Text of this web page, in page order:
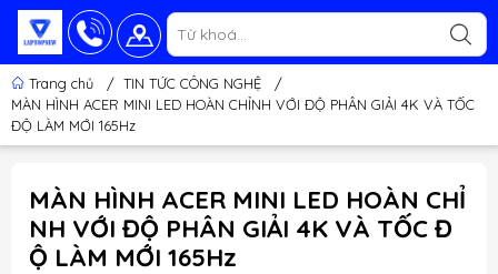
Trang chủ / TIN TỨC CÔNG NGHỆ
/
MÀN HÌNH ACER MINI LED HOÀN CHỈNH VỚI ĐỘ PHÂN GIẢI 4K VÀ TỐC
ĐỘ LÀM MỚI 165Hz
MÀN HÌNH ACER MINI LED HOÀN CHỈ
NH VỚI ĐỘ PHÂN GIẢI 4K VÀ TỐC Đ
Ộ LÀM MỚI 165Hz